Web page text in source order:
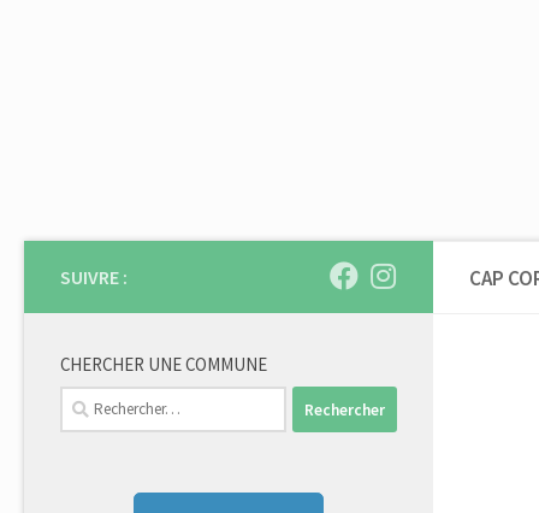
CAP
SUIVRE :
CHERCHER UNE COMMUNE
Rechercher :